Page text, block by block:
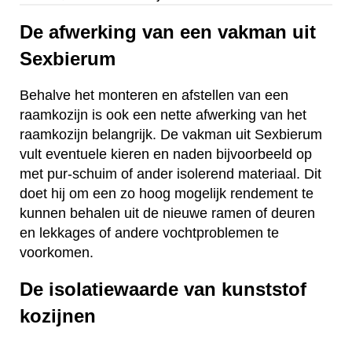
De afwerking van een vakman uit
Sexbierum
Behalve het monteren en afstellen van een
raamkozijn is ook een nette afwerking van het
raamkozijn belangrijk. De vakman uit Sexbierum
vult eventuele kieren en naden bijvoorbeeld op
met pur-schuim of ander isolerend materiaal. Dit
doet hij om een zo hoog mogelijk rendement te
kunnen behalen uit de nieuwe ramen of deuren
en lekkages of andere vochtproblemen te
voorkomen.
De isolatiewaarde van kunststof
kozijnen